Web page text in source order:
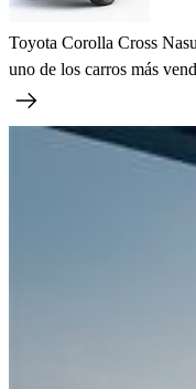
Toyota Corolla Cross
uno de los carros más